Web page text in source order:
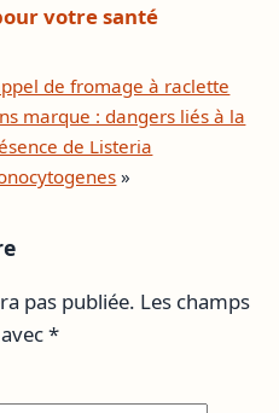
votre santé
de fromage à raclette
marque : dangers liés à la
de Listeria
»
pas publiée. Les champs
*